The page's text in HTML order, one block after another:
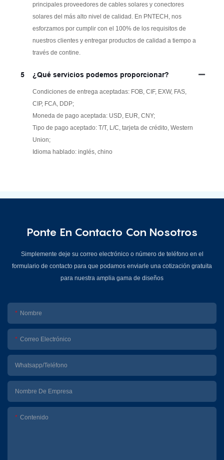
principales proveedores de cables solares y conectores
solares del más alto nivel de calidad. En PNTECH, nos
esforzamos por cumplir con el 100% de los requisitos de
nuestros clientes y entregar productos de calidad a tiempo a
través de contine.
5 ¿Qué servicios podemos proporcionar?
Condiciones de entrega aceptadas: FOB, CIF, EXW, FAS,
CIP, FCA, DDP;
Moneda de pago aceptada: USD, EUR, CNY;
Tipo de pago aceptado: T/T, L/C, tarjeta de crédito, Western
Union;
Idioma hablado: inglés, chino
Ponte En Contacto Con Nosotros
Simplemente deje su correo electrónico o número de teléfono en el
formulario de contacto para que podamos enviarle una cotización gratuita
para nuestra amplia gama de diseños
Nombre
Correo Electrónico
Whatsapp/Teléfono
Nombre De Empresa
Contenido